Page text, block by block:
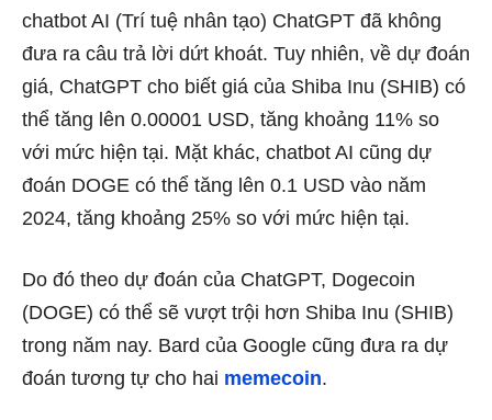
chatbot AI (Trí tuệ nhân tạo) ChatGPT đã không
đưa ra câu trả lời dứt khoát. Tuy nhiên, về dự đoán
giá, ChatGPT cho biết giá của Shiba Inu (SHIB) có
thể tăng lên 0.00001 USD, tăng khoảng 11% so
với mức hiện tại. Mặt khác, chatbot AI cũng dự
đoán DOGE có thể tăng lên 0.1 USD vào năm
2024, tăng khoảng 25% so với mức hiện tại.
Do đó theo dự đoán của ChatGPT, Dogecoin
(DOGE) có thể sẽ vượt trội hơn Shiba Inu (SHIB)
trong năm nay. Bard của Google cũng đưa ra dự
đoán tương tự cho hai memecoin.